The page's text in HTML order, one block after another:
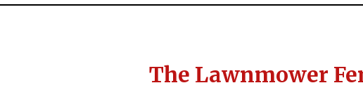
The Lawnmower